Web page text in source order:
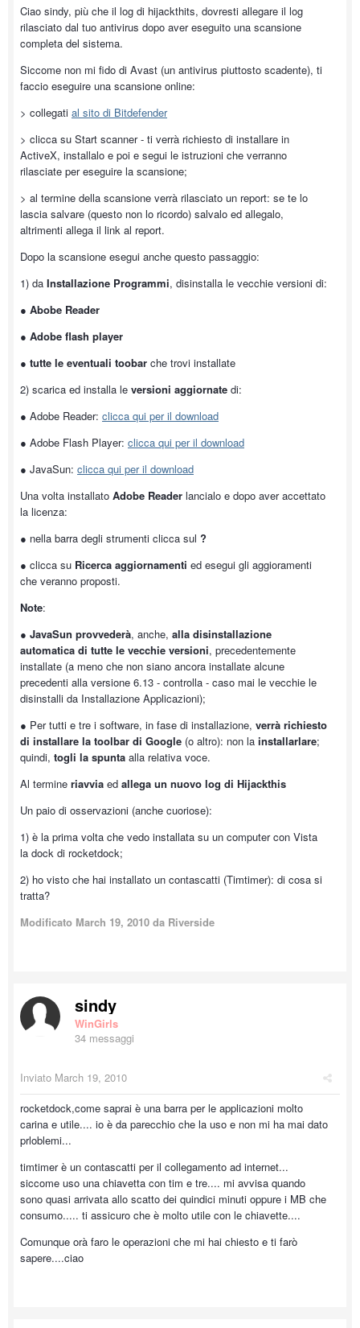
Ciao sindy, più che il log di hijackthits, dovresti allegare il log
rilasciato dal tuo antivirus dopo aver eseguito una scansione
completa del sistema.
Siccome non mi fido di Avast (un antivirus piuttosto scadente), ti
faccio eseguire una scansione online:
> collegati al sito di Bitdefender
> clicca su Start scanner - ti verrà richiesto di installare in
ActiveX, installalo e poi e segui le istruzioni che verranno
rilasciate per eseguire la scansione;
> al termine della scansione verrà rilasciato un report: se te lo
lascia salvare (questo non lo ricordo) salvalo ed allegalo,
altrimenti allega il link al report.
Dopo la scansione esegui anche questo passaggio:
1) da Installazione Programmi, disinstalla le vecchie versioni di:
● Abobe Reader
● Adobe flash player
● tutte le eventuali toobar che trovi installate
2) scarica ed installa le versioni aggiornate di:
● Adobe Reader: clicca qui per il download
● Adobe Flash Player: clicca qui per il download
● JavaSun: clicca qui per il download
Una volta installato Adobe Reader lancialo e dopo aver accettato
la licenza:
● nella barra degli strumenti clicca sul ?
● clicca su Ricerca aggiornamenti ed esegui gli aggioramenti
che veranno proposti.
Note:
● JavaSun provvederà, anche, alla disinstallazione
automatica di tutte le vecchie versioni, precedentemente
installate (a meno che non siano ancora installate alcune
precedenti alla versione 6.13 - controlla - caso mai le vecchie le
disinstalli da Installazione Applicazioni);
● Per tutti e tre i software, in fase di installazione, verrà richiesto
di installare la toolbar di Google (o altro): non la installarlare;
quindi, togli la spunta alla relativa voce.
Al termine riavvia ed allega un nuovo log di Hijackthis
Un paio di osservazioni (anche cuoriose):
1) è la prima volta che vedo installata su un computer con Vista
la dock di rocketdock;
2) ho visto che hai installato un contascatti (Timtimer): di cosa si
tratta?
Modificato March 19, 2010 da Riverside
sindy
WinGirls
34 messaggi
Inviato March 19, 2010
rocketdock,come saprai è una barra per le applicazioni molto
carina e utile.... io è da parecchio che la uso e non mi ha mai dato
prloblemi...
timtimer è un contascatti per il collegamento ad internet...
siccome uso una chiavetta con tim e tre.... mi avvisa quando
sono quasi arrivata allo scatto dei quindici minuti oppure i MB che
consumo..... ti assicuro che è molto utile con le chiavette....
Comunque orà faro le operazioni che mi hai chiesto e ti farò
sapere....ciao